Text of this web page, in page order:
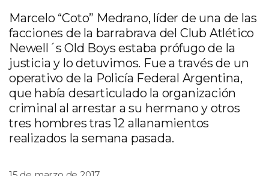
Marcelo “Coto” Medrano, líder de una de las
facciones de la barrabrava del Club Atlético
Newell´s Old Boys estaba prófugo de la
justicia y lo detuvimos. Fue a través de un
operativo de la Policía Federal Argentina,
que había desarticulado la organización
criminal al arrestar a su hermano y otros
tres hombres tras 12 allanamientos
realizados la semana pasada.